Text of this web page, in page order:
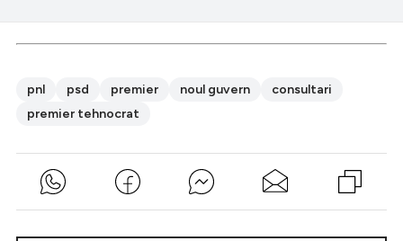
pnl psd premier noul guvern
consultari
premier tehnocrat